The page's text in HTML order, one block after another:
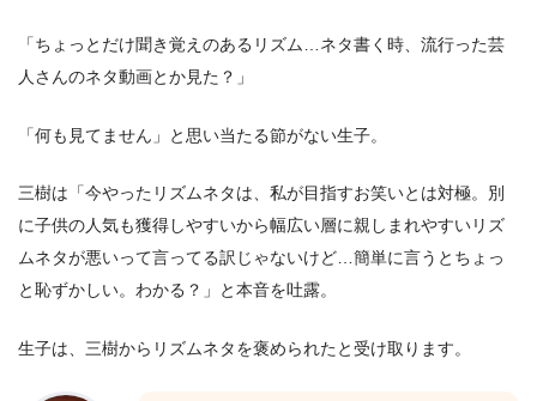
「ちょっとだけ聞き覚えのあるリズム…ネタ書く時、流行った芸
人さんのネタ動画とか見た？」
「何も見てません」と思い当たる節がない生子。
三樹は「今やったリズムネタは、私が目指すお笑いとは対極。別
に子供の人気も獲得しやすいから幅広い層に親しまれやすいリズ
ムネタが悪いって言ってる訳じゃないけど…簡単に言うとちょっ
と恥ずかしい。わかる？」と本音を吐露。
生子は、三樹からリズムネタを褒められたと受け取ります。